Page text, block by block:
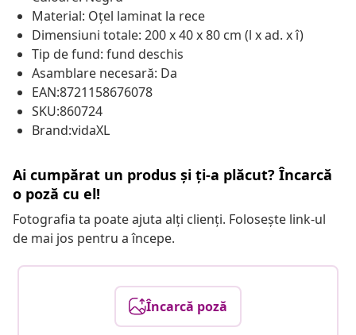
Material: Oțel laminat la rece
Dimensiuni totale: 200 x 40 x 80 cm (l x ad. x î)
Tip de fund: fund deschis
Asamblare necesară: Da
EAN:8721158676078
SKU:860724
Brand:vidaXL
Ai cumpărat un produs și ți-a plăcut? Încarcă
o poză cu el!
Fotografia ta poate ajuta alți clienți. Folosește link-ul
de mai jos pentru a începe.
Încarcă poză